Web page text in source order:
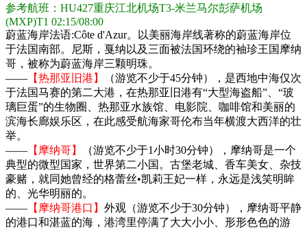
参考航班：HU427重庆江北机场T3-米兰马尔彭萨机场
(MXP)T1 02:15/08:00
蔚蓝海岸法语:Côte d'Azur。以美丽海岸线著称的蔚蓝海岸位
于法国南部。尼斯，戛纳以及三面被法国环绕的袖珍王国摩纳
哥，被称为蔚蓝海岸三颗明珠。
—— 【热那亚旧港】
（游览不少于45分钟），是西地中海仅次
于法国马赛的第二大港，在热那亚旧港有“大型海盗船”、“玻
璃巨蛋”的生物圈、热那亚水族馆、电影院、咖啡馆和美丽的
滨海长廊娱乐区，在此感受航海家哥伦布当年横渡大西洋的壮
举。
—— 【摩纳哥】
（游览不少于1小时30分钟），摩纳哥是一个
典型的微型国家，世界第二小国。古堡老城、香车美女、杂技
豪赌，就同她曾经的格蕾丝•凯莉王妃一样，永远是浅笑明眸
的、光华明丽的。
—— 【摩纳哥港口】 外观（游览不少于30分钟），摩纳哥平静
的港口和湛蓝的海，港湾里停满了大大小小、形形色色的游